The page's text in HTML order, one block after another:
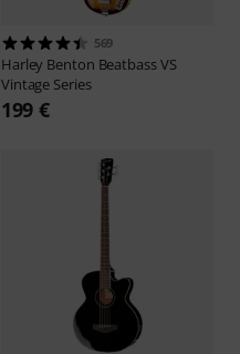
569
Harley Benton Beatbass VS
Vintage Series
199 €